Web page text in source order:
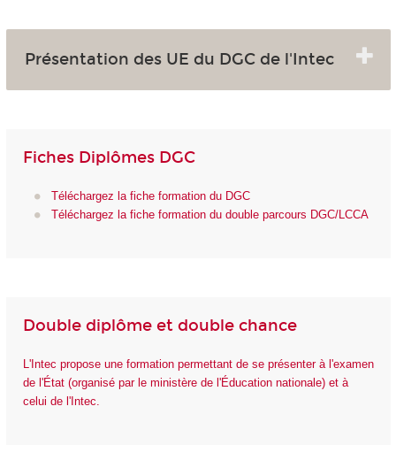
Présentation des UE du DGC de l'Intec
Fiches Diplômes DGC
Téléchargez la fiche formation du DGC
Téléchargez la fiche formation du double parcours DGC/LCCA
Double diplôme et double chance
L'Intec propose une formation permettant de se présenter à l'examen
de l'État (organisé par le ministère de l'Éducation nationale) et à
celui de l'Intec.